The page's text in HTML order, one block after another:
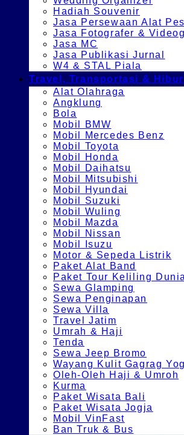
Hadiah Souvenir
Jasa Persewaan Alat
Jasa Fotografer &
Jasa MC
Jasa Publikasi Jurnal
W4 & STAL Piala
Travel, Transportasi &
Alat Olahraga
Angklung
Bola
Mobil BMW
Mobil Mercedes Benz
Mobil Toyota
Mobil Honda
Mobil Daihatsu
Mobil Mitsubishi
Mobil Hyundai
Mobil Suzuki
Mobil Wuling
Mobil Mazda
Mobil Nissan
Mobil Isuzu
Motor & Sepeda Listrik
Paket Alat Band
Paket Tour Keliling Dunia
Sewa Glamping
Sewa Penginapan
Sewa Villa
Travel Jatim
Umrah & Haji
Tenda
Sewa Jeep Bromo
Wayang Kulit Gagrag
Oleh-Oleh Haji & Umroh
Kurma
Paket Wisata Bali
Paket Wisata Jogja
Mobil VinFast
Ban Truk & Bus